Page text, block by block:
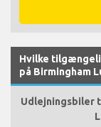
Hvilke
på Birmingham
Udlejningsbiler